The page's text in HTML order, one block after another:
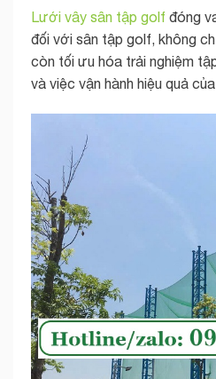
Lưới vây sân tập golf đóng
đối với sân tập golf, không
còn tối ưu hóa trải nghiệm
và việc vận hành hiệu quả